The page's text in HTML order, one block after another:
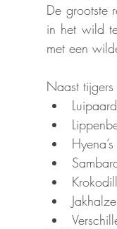
De grootste
in het wild
met een
Naast
Hyena’s